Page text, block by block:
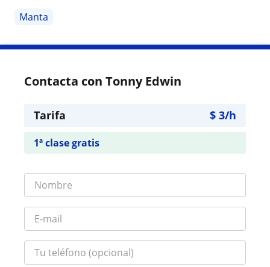
Manta
Contacta con Tonny Edwin
Tarifa $ 3/h
1ª clase gratis